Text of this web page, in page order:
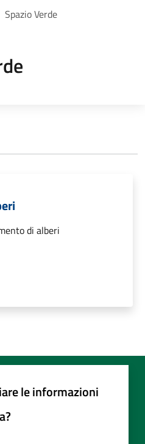
Spazio Verde
di alberi
le informazioni